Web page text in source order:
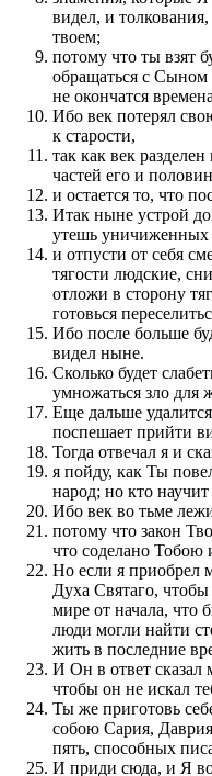
видел, и
твоем;
потому что ты взят
обращаться с
не окончатся
Ибо век потерял
к старости,
так как век
частей его и
и остается то, что
Итак ныне устрой
утешь уничиженных
и отпусти от себя
тягости людские,
отложи в сторону
готовься
Ибо после больше
видел ныне.
Сколько будет
умножаться зло для
Еще дальше
поспешает прийти
Тогда отвечал я и
я пойду, как Ты
народ; но кто
Ибо век во тьме
потому что закон
что соделано Тобою
Но если я приобрел
Духа Святаго,
мире от начала, что
люди могли найти
жить в последние
И Он в ответ сказал
чтобы он не искал
Ты же приготовь
собою Сария,
пять, способных
И приди сюда, и Я